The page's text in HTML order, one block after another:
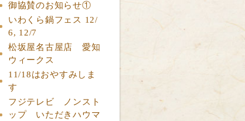
御協賛のお知らせ①
いわくら鍋フェス 12/
6, 12/7
松坂屋名古屋店 愛知
ウィークス
11/18はおやすみしま
す
フジテレビ ノンスト
ップ いただきハウマ